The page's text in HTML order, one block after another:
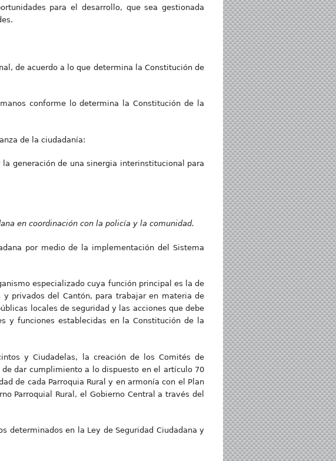
para el desarrollo, que sea gestionada
de acuerdo a lo que determina la Constitución de
conforme lo determina la Constitución de la
de la ciudadanía:
generación de una sinergia interinstitucional para
en coordinación con la policía y la comunidad.
por medio de la implementación del Sistema
especializado cuya función principal es la de
privados del Cantón, para trabajar en materia de
locales de seguridad y las acciones que debe
y funciones establecidas en la Constitución de la
y Ciudadelas, la creación de los Comités de
dar cumplimiento a lo dispuesto en el artículo 70
de cada Parroquia Rural y en armonía con el Plan
Parroquial Rural, el Gobierno Central a través del
determinados en la Ley de Seguridad Ciudadana y